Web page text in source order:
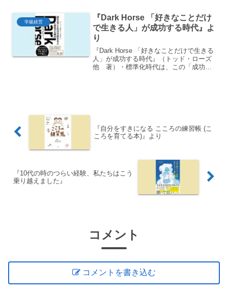
なこと、つらいこ...
学級経営
『Dark Horse 「好きなことだけ
で生きる人」が成功する時代』よ
り
『Dark Horse 「好きなことだけで生きる
人」が成功する時代』（トッド・ローズ
他 著）・標準化時代は、この「成功を
『自分をすきになる こころの練習帳 (こ
ころを育てる本)』より
『10代の時のつらい経験、私たちはこう
乗り越えました』
コメント
コメントを書き込む